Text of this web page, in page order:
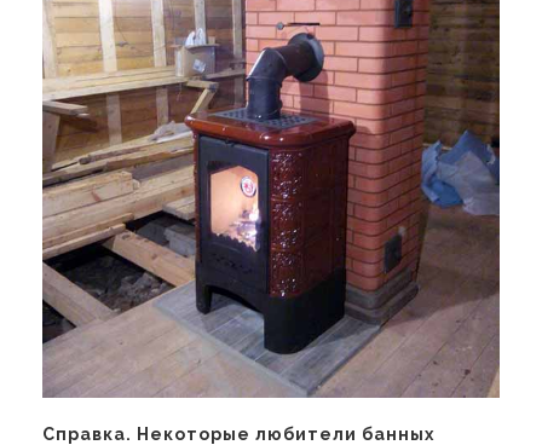
Справка. Некоторые любители банных